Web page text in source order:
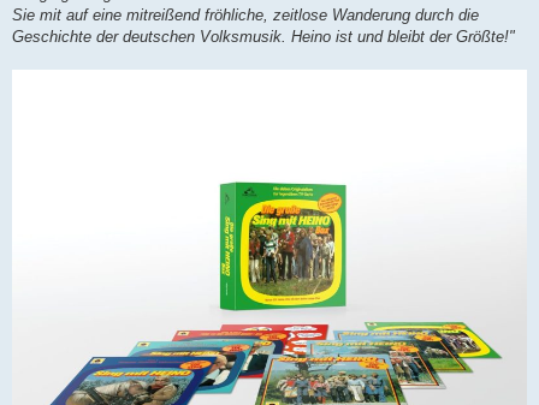
Sie mit auf eine mitreißend fröhliche, zeitlose Wanderung durch die
Geschichte der deutschen Volksmusik. Heino ist und bleibt der Größte!"